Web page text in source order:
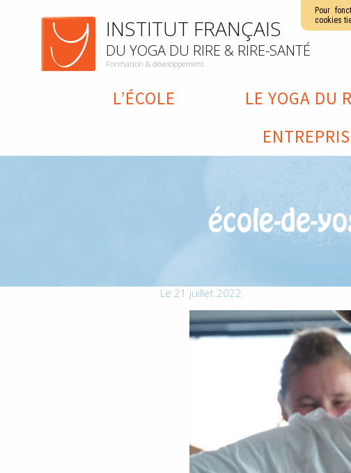
INSTITUT FRANÇAIS
DU YOGA DU RIRE & RIRE-SANTÉ
Formation & développement
L’ÉCOLE LE YOGA DU
école-de-
Le 21 juillet 2022